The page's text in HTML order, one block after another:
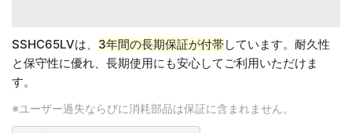
SSHC65LVは、 3年間の長期保証が付帯しています。耐久性
と保守性に優れ、長期使用にも安心してご利用いただけま
す。
※ユーザー過失ならびに消耗部品は保証に含まれません。